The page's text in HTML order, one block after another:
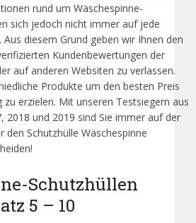
rund um Wäschespinne-
sich jedoch nicht immer auf jede
diesem Grund geben wir Ihnen den
Kundenbewertungen der
auf anderen Websiten zu verlassen.
Produkte um den besten Preis
erzielen. Mit unseren Testsiegern aus
2018 und 2019 sind Sie immer auf der
den Schutzhülle Wäschespinne
Schutzhüllen
5 – 10